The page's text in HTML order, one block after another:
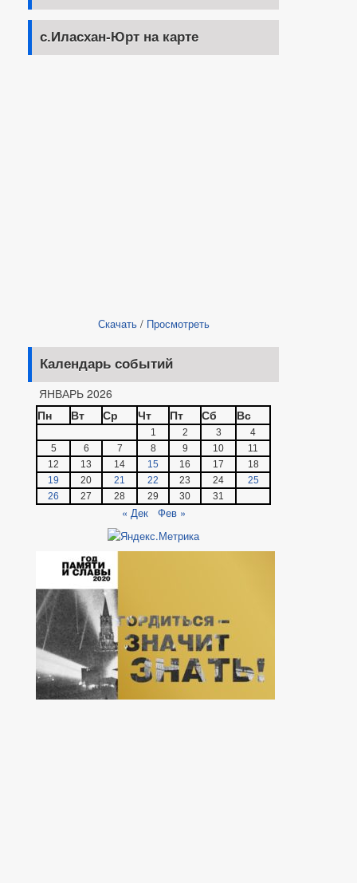
с.Иласхан-Юрт на карте
Скачать/ Просмотреть
Календарь событий
ЯНВАРЬ 2026
Пн
Вт Ср Чт Пт Сб Вс
1 2 3
4
5
6 7 8 9 10
11
12
13 14 15 16 17
18
19
20 21 22 23 24
25
26
27 28 29 30 31
« Дек Фев »